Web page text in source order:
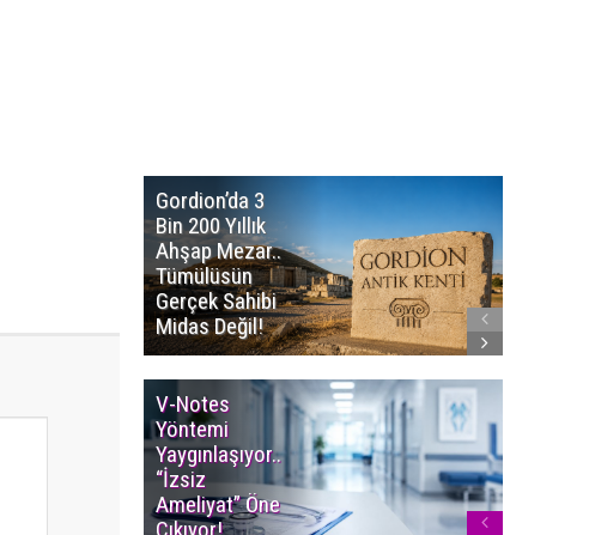
Gordion’da 3
Bin 200 Yıllık
Ahşap Mezar..
Tümülüsün
Gerçek Sahibi
Midas Değil!
V-Notes
Yöntemi
Yaygınlaşıyor..
“İzsiz
Ameliyat” Öne